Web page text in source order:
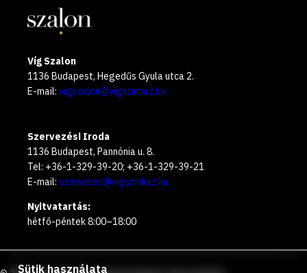
Víg Szalon
1136 Budapest, Hegedűs Gyula utca 2.
E-mail: vigszalon@vigszinhaz.hu
Szervezési Iroda
1136 Budapest, Pannónia u. 8.
Tel: +36-1-329-39-20; +36-1-329-39-21
E-mail: szervezes@vigszinhaz.hu
Nyitvatartás:
hétfő-péntek 8:00–18:00
Sütik használata